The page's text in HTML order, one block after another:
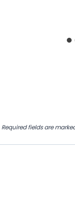
Required fields are